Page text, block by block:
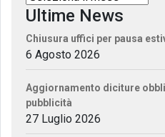
Ultime News
Chiusura uffici per pausa
6 Agosto 2026
Aggiornamento diciture
pubblicità
27 Luglio 2026